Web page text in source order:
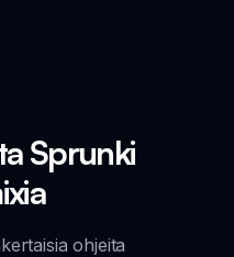
Sprunki
ohjeita